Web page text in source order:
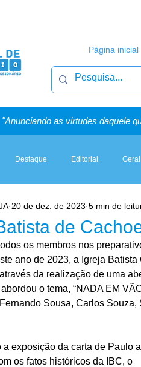
Página inicial
"Anunciando as virtudes daquele
Destaque Editorial Geral
e a Lei Artigos, Sermões &
de
20 de dez. de 2023 5 min de
os membros nos
ano de 2023, a Igreja
da realização de uma
o tema, “NADA EM
Sousa, Carlos
a exposição da carta de Paulo
os fatos históricos da IBC, o